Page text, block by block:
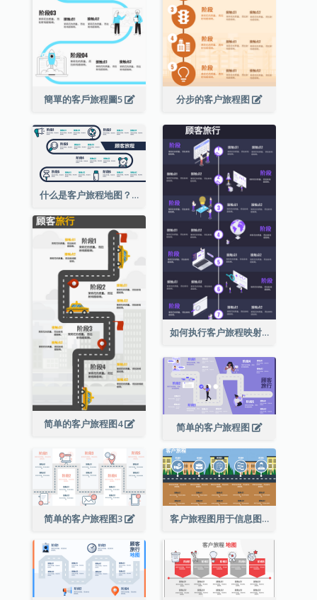
簡單的客戶旅程圖5 分步的客户旅程图
什么是客户旅程地图？2
如何执行客户旅程映射？
简单的客户旅程图4 简单的客户旅程图
简单的客户旅程图3 客户旅程图用于信息图